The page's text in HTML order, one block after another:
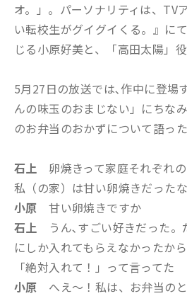
オ。」。パーソナリティは、TV
い転校生がグイグイくる。』に
じる小原好美と、「高田太陽」
5月27日の放送では､作中に登場
んの味玉のおまじない」にちな
のお弁当のおかずについて語った
石上 卵焼きって家庭それぞれ
私（の家）は甘い卵焼きだった
小原 甘い卵焼きですか
石上 うん､すごい好きだった。
にしか入れてもらえなかったか
「絶対入れて！」って言ってた
小原 へえ～！私は、お弁当の